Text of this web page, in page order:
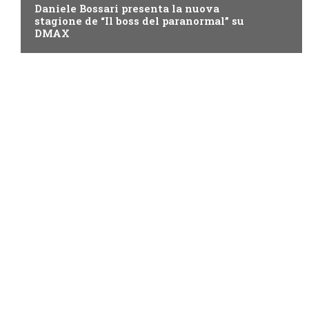
Daniele Bossari presenta la nuova
stagione de “Il boss del paranormal” su
DMAX